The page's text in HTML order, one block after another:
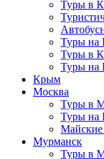
Туры в
Туры на
Туры в
Туры на
Крым
Москва
Туры в
Туры на
Майские
Мурманск
Туры в